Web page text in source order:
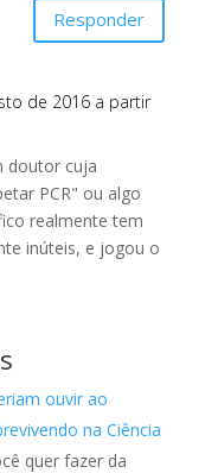
Responder
de 2016 a partir
doutor cuja
PCR" ou algo
realmente tem
inúteis, e jogou o
ouvir ao
na Ciência
quer fazer da